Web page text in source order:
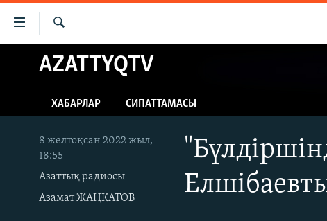
Accessibility
Navigation
ЖАҢАЛЫҚТАР
AZATTYQTV
ҚАҢТАР ОҚИҒАСЫ
АДАМ ҚҰҚЫҚТАРЫ
AZATTYQTV
ХАБАРЛАР СИПАТТАМАСЫ
8 желтоқсан 2022 жыл,
18:55
Азаттық радиосы
Азамат ЖАҢҚАТОВ